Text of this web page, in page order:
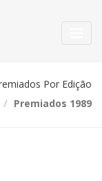
Por Edição
Premiados 1989